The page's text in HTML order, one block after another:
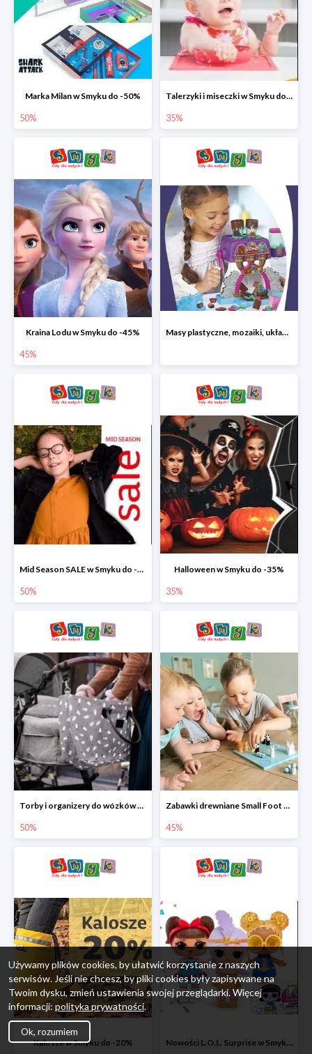
Marka Milan w Smyku do -50%
50%
Talerzyki i miseczki w Smyku do -35%
35%
Kraina Lodu w Smyku do -45%
45%
Masy plastyczne, mozaiki, układanki do -45%
Mid Season SALE w Smyku do -50%
50%
Halloween w Smyku do -35%
35%
Torby i organizery do wózków w Smyku do -50%
50%
Zabawki drewniane Small Foot do -45%
45%
Kalosze w Smyku do -20% Nowości L.O.L. Surprise w Smyku do -45%
Używamy plików cookies, by ułatwić korzystanie z naszych
serwisów. Jeśli nie chcesz, by pliki cookies były zapisywane na
Twoim dysku, zmień ustawienia swojej przeglądarki. Więcej
informacji: polityka prywatności.
Ok, rozumiem